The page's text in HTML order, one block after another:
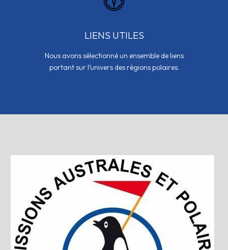
LIENS UTILES
Nous avons sélectionné un ensemble de liens
portant sur l’univers des régions polaires.